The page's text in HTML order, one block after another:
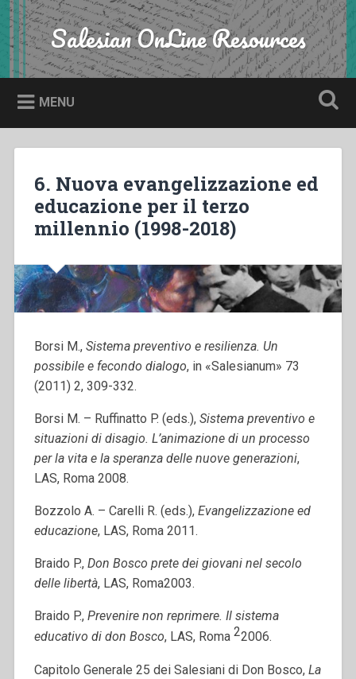
Skip
to
content
Search Salesian OnLine Resources
MENU
6. Nuova evangelizzazione ed
educazione per il terzo
millennio (1998-2018)
Borsi M., Sistema preventivo e resilienza. Un
possibile e fecondo dialogo, in «Salesianum» 73
(2011) 2, 309-332.
Borsi M. – Ruffinatto P. (eds.), Sistema preventivo e
situazioni di disagio. L’animazione di un processo
per la vita e la speranza delle nuove generazioni,
LAS, Roma 2008.
Bozzolo A. – Carelli R. (eds.), Evangelizzazione ed
educazione, LAS, Roma 2011.
Braido P., Don Bosco prete dei giovani nel secolo
delle libertà, LAS, Roma2003.
Braido P., Prevenire non reprimere. Il sistema
educativo di don Bosco, LAS, Roma 22006.
Capitolo Generale 25 dei Salesiani di Don Bosco, La